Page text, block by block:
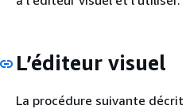
L’éditeur visuel
La procédure suivante